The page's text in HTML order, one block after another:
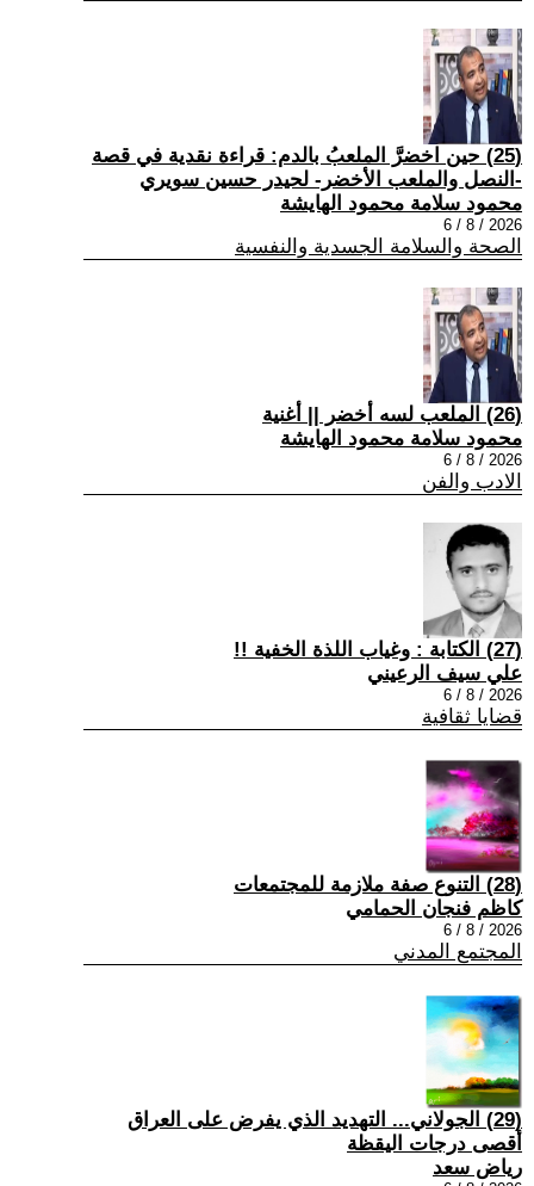
(25) حين اخضرَّ الملعبُ بالدم: قراءة نقدية في قصة
-النصل والملعب الأخضر- لحيدر حسين سويري
محمود سلامة محمود الهايشة
2026 / 8 / 6
الصحة والسلامة الجسدية والنفسية
(26) الملعب لسه أخضر || أغنية
محمود سلامة محمود الهايشة
2026 / 8 / 6
الادب والفن
(27) الكتابة : وغياب اللذة الخفية !!
علي سيف الرعيني
2026 / 8 / 6
قضايا ثقافية
(28) التنوع صفة ملازمة للمجتمعات
كاظم فنجان الحمامي
2026 / 8 / 6
المجتمع المدني
(29) الجولاني... التهديد الذي يفرض على العراق
أقصى درجات اليقظة
رياض سعد